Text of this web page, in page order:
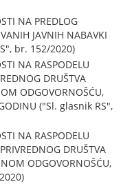
NA PREDLOG
JAVNIH NABAVKI
br. 152/2020)
NA RASPODELU
DRUŠTVA
ODGOVORNOŠĆU,
("Sl. glasnik RS",
NA RASPODELU
DRUŠTVA
ODGOVORNOŠĆU,